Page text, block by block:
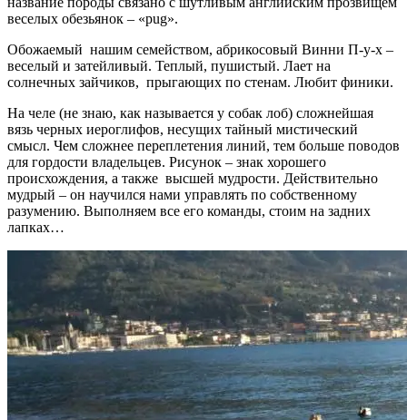
веселых обезьянок – «pug».
Обожаемый нашим семейством, абрикосовый Винни П-у-х –
веселый и затейливый. Теплый, пушистый. Лает на
солнечных зайчиков, прыгающих по стенам. Любит финики.
На челе (не знаю, как называется у собак лоб) сложнейшая
вязь черных иероглифов, несущих тайный мистический
смысл. Чем сложнее переплетения линий, тем больше поводов
для гордости владельцев. Рисунок – знак хорошего
происхождения, а также высшей мудрости. Действительно
мудрый – он научился нами управлять по собственному
разумению. Выполняем все его команды, стоим на задних
лапках…